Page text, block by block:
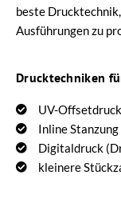
beste
Ausführungen zu
Drucktechniken
UV-
Inline
Digitaldruck
kleinere